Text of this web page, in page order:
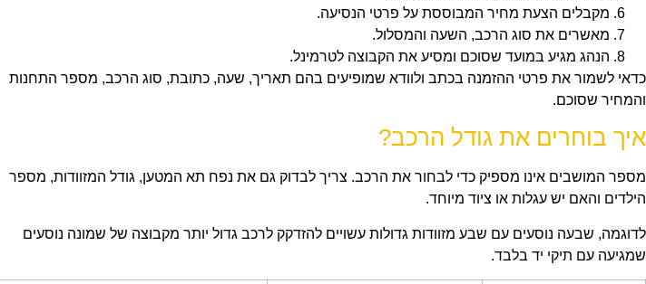
מקבלים הצעת מחיר המבוססת על פרטי הנסיעה.
מאשרים את סוג הרכב, השעה והמסלול.
הנהג מגיע במועד שסוכם ומסיע את הקבוצה לטרמינל.
כדאי לשמור את פרטי ההזמנה בכתב ולוודא שמופיעים בהם תאריך, שעה, כתובת, סוג הרכב, מספר התחנות
והמחיר שסוכם.
איך בוחרים את גודל הרכב?
מספר המושבים אינו מספיק כדי לבחור את הרכב. צריך לבדוק גם את נפח תא המטען, גודל המזוודות, מספר
הילדים והאם יש עגלות או ציוד מיוחד.
לדוגמה, שבעה נוסעים עם שבע מזוודות גדולות עשויים להזדקק לרכב גדול יותר מקבוצה של שמונה נוסעים
שמגיעה עם תיקי יד בלבד.